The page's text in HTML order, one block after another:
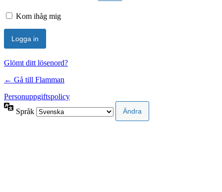
Kom ihåg mig
Glömt ditt lösenord?
← Gå till Flamman
Personuppgiftspolicy
Språk